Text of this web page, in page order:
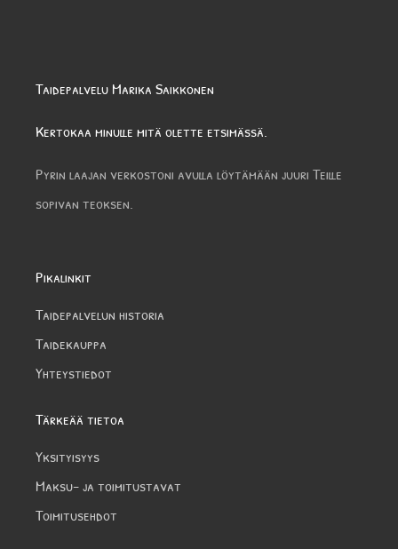
Taidepalvelu Marika Saikkonen
Kertokaa minulle mitä olette etsimässä.
Pyrin laajan verkostoni avulla löytämään juuri Teille
sopivan teoksen.
Pikalinkit
Taidepalvelun historia
Taidekauppa
Yhteystiedot
Tärkeää tietoa
Yksityisyys
Maksu- ja toimitustavat
Toimitusehdot